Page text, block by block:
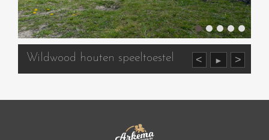
< ► >
Wildwood houten speeltoestel